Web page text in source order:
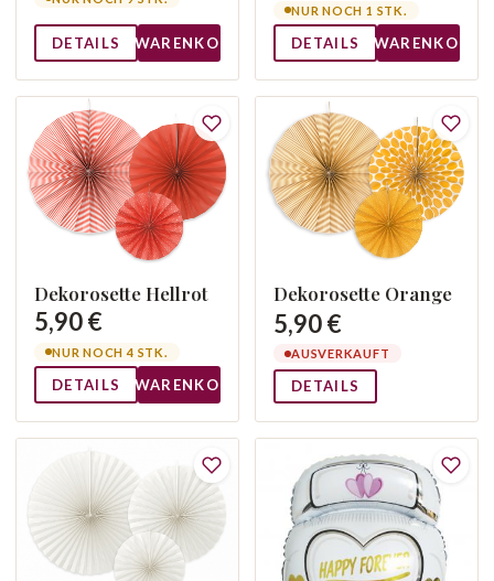
DETAILS WARENKORB
NUR NOCH 1 STK.
DETAILS WARENKORB
Dekorosette Hellrot
5,90 €
NUR NOCH 4 STK.
DETAILS WARENKORB
Dekorosette Orange
5,90 €
AUSVERKAUFT
DETAILS